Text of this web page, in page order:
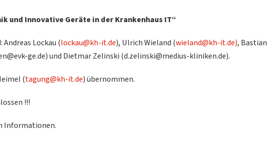
und Innovative Geräte in der Krankenhaus IT“
Lockau (lockau@kh-it.de), Ulrich Wieland (wieland@kh-it.de), Bastian
ge.de) und Dietmar Zelinski (d.zelinski@medius-kliniken.de).
(tagung@kh-it.de) übernommen.
!!!
Informationen.